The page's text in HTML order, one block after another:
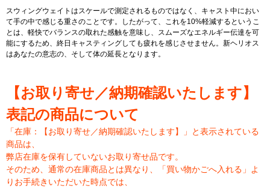
スウィングウェイトはスケールで測定されるものではなく、キャスト中におい
て手の中で感じる重さのことです。したがって、これを10%軽減するというこ
とは、軽快でバランスの取れた感触を意味し、スムーズなエネルギー伝達を可
能にするため、終日キャスティングしても疲れを感じさせません。新ヘリオス
はあなたの意志の、そして体の延長となります。
【お取り寄せ／納期確認いたします】
表記の商品について
「在庫：【お取り寄せ／納期確認いたします】」と表示されている
商品は、
弊店在庫を保有していないお取り寄せ品です。
そのため、通常の在庫商品とは異なり、「買い物かごへ入れる」よ
りお手続きいただいた時点では、